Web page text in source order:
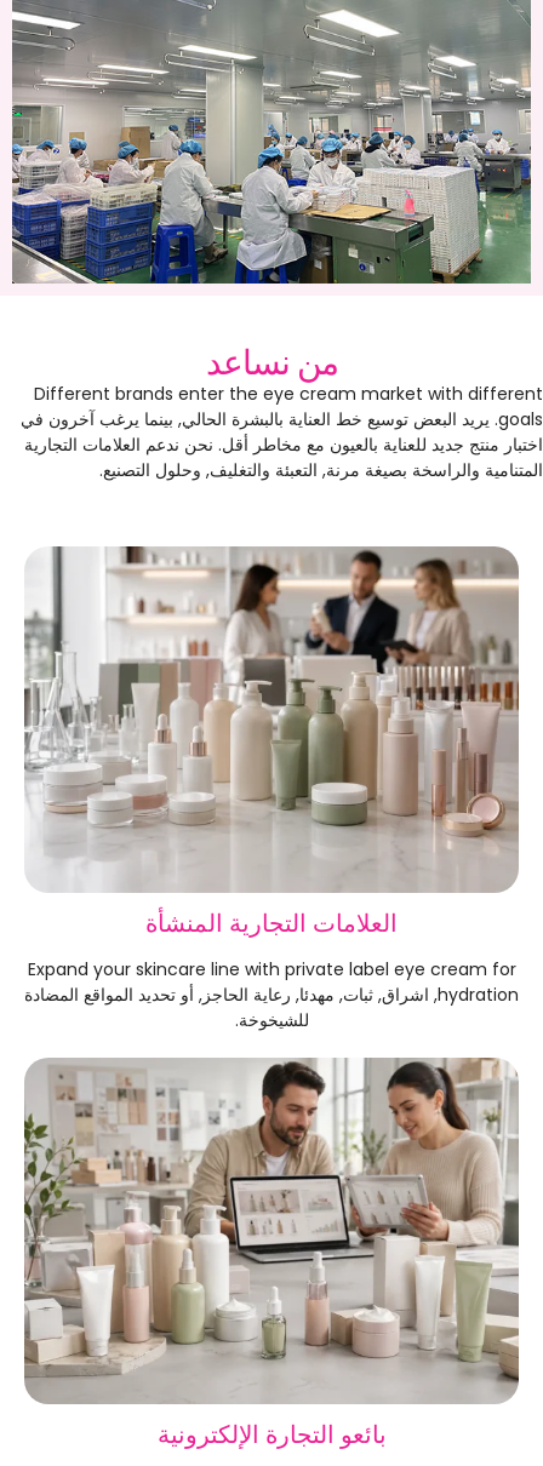
من نساعد
Different brands enter the eye cream market with
. يريد البعض توسيع خط العناية بالبشرة الحالي, بينما يرغب آخرون في
منتج جديد للعناية بالعيون مع مخاطر أقل. نحن ندعم العلامات التجارية
والراسخة بصيغة مرنة, التعبئة والتغليف, وحلول التصنيع.
العلامات التجارية المنشأة
Expand your skincare line with private label eye cream for
hydration, اشراق, ثبات, مهدئا, رعاية الحاجز, أو تحديد المواقع المضادة
للشيخوخة.
بائعو التجارة الإلكترونية